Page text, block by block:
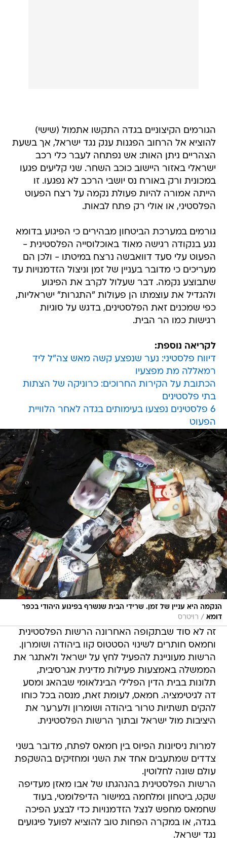
הגורמים הקיצוניים בגדה התקשו אתמול (שישי)
להוציא אל הרחוב הפגנות ענק נגד ישראל, אך בשעת
הצהריים ניתן האות: אש נפתחה לעבר כלי רכב
ישראלי באזור היישוב כוכב השחר. שני קליעים פגעו
במכונית ורק באורח נס יושבי הרכב לא נפגעו. זו
הייתה אמורה להיות פעולת נקמה על רצח הפעוט
הפלסטיני, או אולי רק פתח לבאות.
גורמים במערכת הביטחון מבהירים כי הפיגוע בדומא
נגע בנקודה רגישה מאוד באוכלוסייה הפלסטינית -
הפעוט עלי סעד דוואבשה נרצח במיטתו - ולכן הם
מעריכים כי מדובר בעניין של זמן וניצול הזדמנויות עד
שתבוצע נקמה. דבר שעלול לקרב את הפיגוע
ולהגדיל את עוצמתו הן פעולות "התגרות" ישראליות,
כפי שמכנים זאת הפלסטינים, בדגש על סוגיות
רגישות כמו הר הבית.
לקריאה נוספת:
דיווח פלסטיני: נער שנפצע קשה מאש צה"ל ליד
רמאללה מת מפצעיו
הכתובת על הקירות החרוכים: כרוניקה של הצתות
בתי פלסטינים
6 פלסטינים נפצעו בעימותים בגדה לאחר הלוויית
הפעוט
הנקמה היא עניין של זמן. שרידי הבית שנשרף בפיגוע היהודי בכפר
דומא / רויטרס
זה לא סוד שבתקופה האחרונה הרשות הפלסטינית
וחמאס חותרים לשינוי הסטטוס קוו ביהודה ושומרון.
הרשות מעוניינת להפעיל לחץ על ישראל ולאתגר את
הממשלה באמצעות פעילות מדינית אגרסיבית,
תלונות בבית הדין הפלילי הבינלאומי שבהאג ומסע
דה לגיטימציה. חמאס, לעומת זאת, מנסה בכל כוחו
להקים תשתיות טרור ביהודה ושומרון ולערער את
היציבות מול ישראל ובתוך הרשות הפלסטינית.
למרות ניסיונות הפיוס בין חמאס לפתח, מדובר בשני
צדדים שמתעבים אחד את השני ומחזיקים בהשקפת
עולם שונה לחלוטין.
הרשות הפלסטינית בהנהגתו של אבו מאזן מעדיפה
שקט, ביטחון ומלחמה במישור הדיפלומטי, בעוד
שחמאס מחפש לנצל הזדמנויות כדי לבצע הפיכה
בגדה, או במקרה הפחות טוב להוציא לפועל פיגועים
נגד ישראל.